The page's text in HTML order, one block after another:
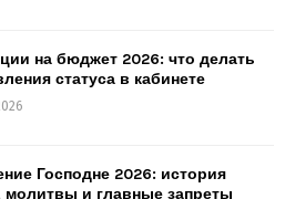
на бюджет 2026: что делать
статуса в кабинете
Господне 2026: история
молитвы и главные запреты